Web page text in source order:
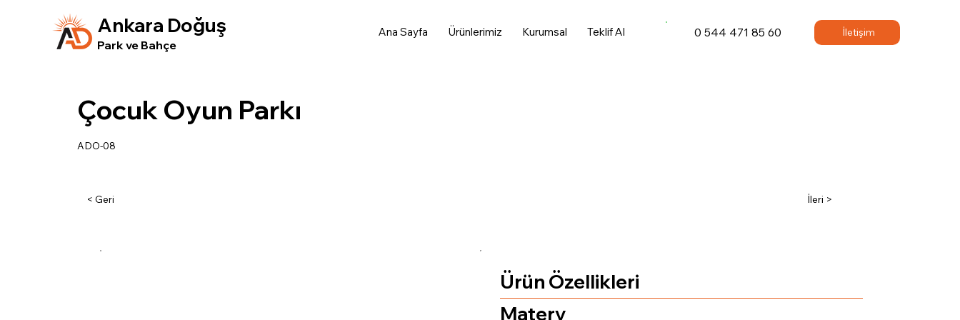
Ankara Doğuş
Park ve Bahçe
0 544 471 85 60
Ana Sayfa Ürünlerimiz Kurumsal Teklif Al İletişim
Çocuk Oyun Parkı
ADO-08
< Geri İleri >
Ürün Özellikleri
Matery